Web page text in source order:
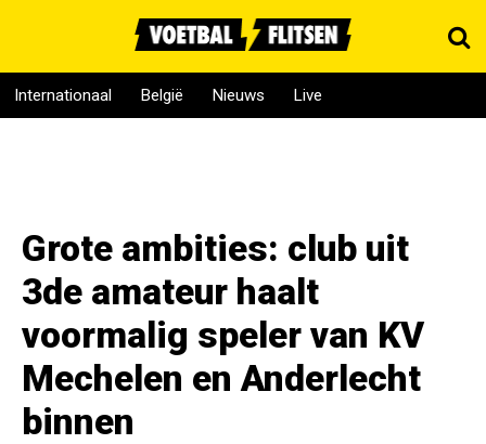
Internationaal België Nieuws Live
Grote ambities: club uit
3de amateur haalt
voormalig speler van KV
Mechelen en Anderlecht
binnen